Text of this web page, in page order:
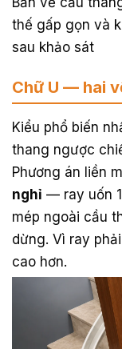
thế gấp gọn và
sau khảo sát
Chữ U — hai
Kiểu phổ biến
thang ngược
Phương án liền
nghỉ — ray uốn
mép ngoài cầu
dừng. Vì ray
cao hơn.